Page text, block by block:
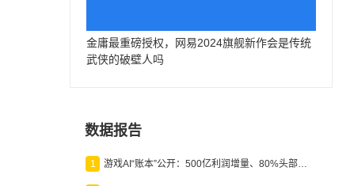
金庸最重磅授权，网易2024旗舰新作会是传统
武侠的破壁人吗
数据报告
1 游戏AI“账本”公开：500亿利润增量、80%头部入局，谁在闷声发财？